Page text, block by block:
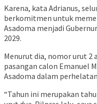
Karena, kata Adrianus,
berkomitmen untuk
Asadoma menjadi
2029.
Menurut dia, nomor urut 2
pasangan calon Emanuel
Asadoma dalam
“Tahun ini merupakan